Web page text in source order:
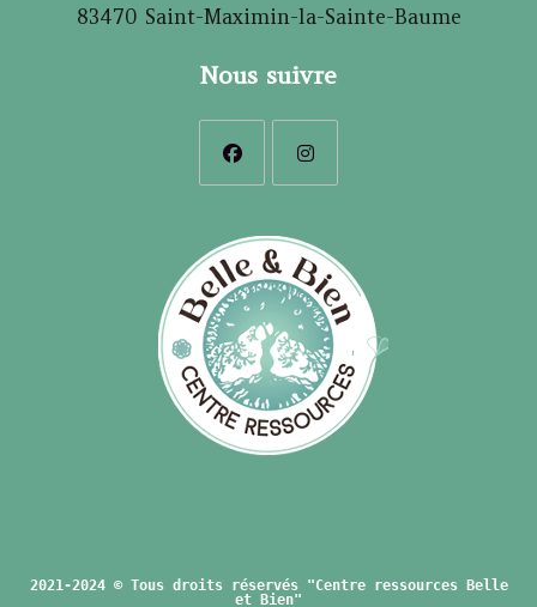
83470 Saint-Maximin-la-Sainte-Baume
Nous suivre
un
nouvel
onglet
un
nouvel
onglet
2021-2024 © Tous droits réservés "Centre ressources Belle
et Bien"